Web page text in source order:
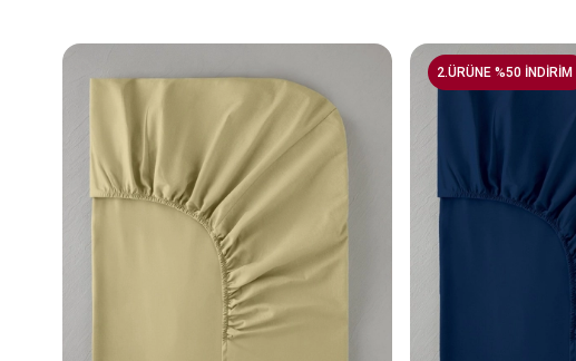
2.ÜRÜNE %50 İNDİRİM